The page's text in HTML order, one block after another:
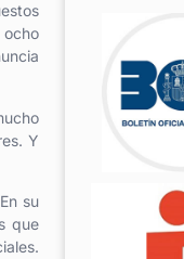
ocho
Y
su
que